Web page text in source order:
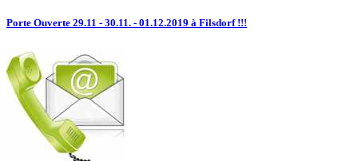
Porte Ouverte 29.11 - 30.11. - 01.12.2019 à Filsdorf !!!